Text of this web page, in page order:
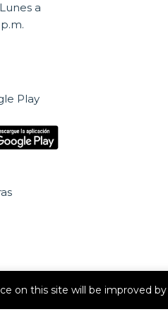
Lunes a
Play
Vision, S.A. Todos los derechos
on this site will be improved